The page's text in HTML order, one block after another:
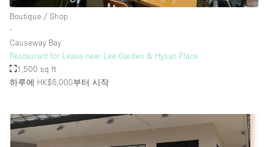
Window Display
층 / 접근성:
지하층
위치한 거리
쇼핑몰
Boutique / Shop
∙
Causeway Bay
Restaurant for Lease near Lee Garden & Hysan Place
1,500 sq ft
하루에 HK$6,000부터 시작